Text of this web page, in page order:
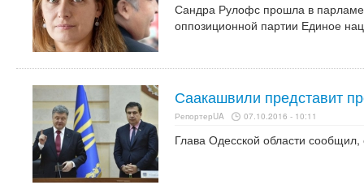
Сандра Рулофс прошла в
оппозиционной партии Единое
Саакашвили представит
РепортерUA 07.10.2016 - 10:11
Глава Одесской области сообщил,